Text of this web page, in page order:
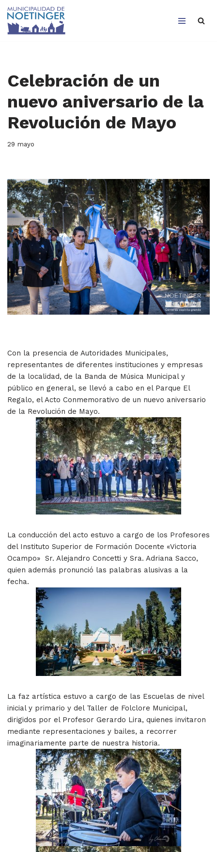
Saltar
Celebración de un
nuevo aniversario de la
Revolución de Mayo
29 mayo
Con la presencia de Autoridades Municipales,
representantes de diferentes instituciones y empresas
de la localidad, de la Banda de Música Municipal y
público en general, se llevó a cabo en el Parque El
Regalo, el Acto Conmemorativo de un nuevo aniversario
de la Revolución de Mayo.
La conducción del acto estuvo a cargo de los Profesores
del Instituto Superior de Formación Docente «Victoria
Ocampo» Sr. Alejandro Concetti y Sra. Adriana Sacco,
quien además pronunció las palabras alusivas a la
fecha.
La faz artística estuvo a cargo de las Escuelas de nivel
inicial y primario y del Taller de Folclore Municipal,
dirigidos por el Profesor Gerardo Lira, quienes invitaron
mediante representaciones y bailes, a recorrer
imaginariamente parte de nuestra historia.